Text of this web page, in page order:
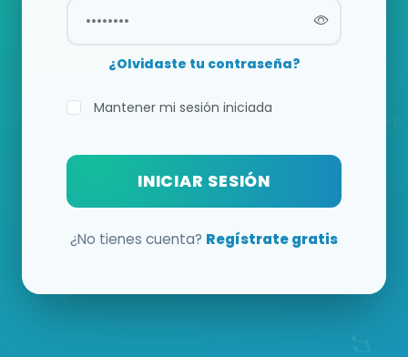
¿Olvidaste tu contraseña?
Mantener mi sesión iniciada
INICIAR SESIÓN
¿No tienes cuenta? Regístrate gratis